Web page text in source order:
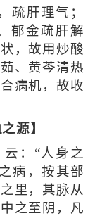
肝理气；
郁金疏肝解
，故用炒酸
、黄芩清热
病机，故收
源】
：“人身之
病，按其部
里，其脉从
之至阴，凡